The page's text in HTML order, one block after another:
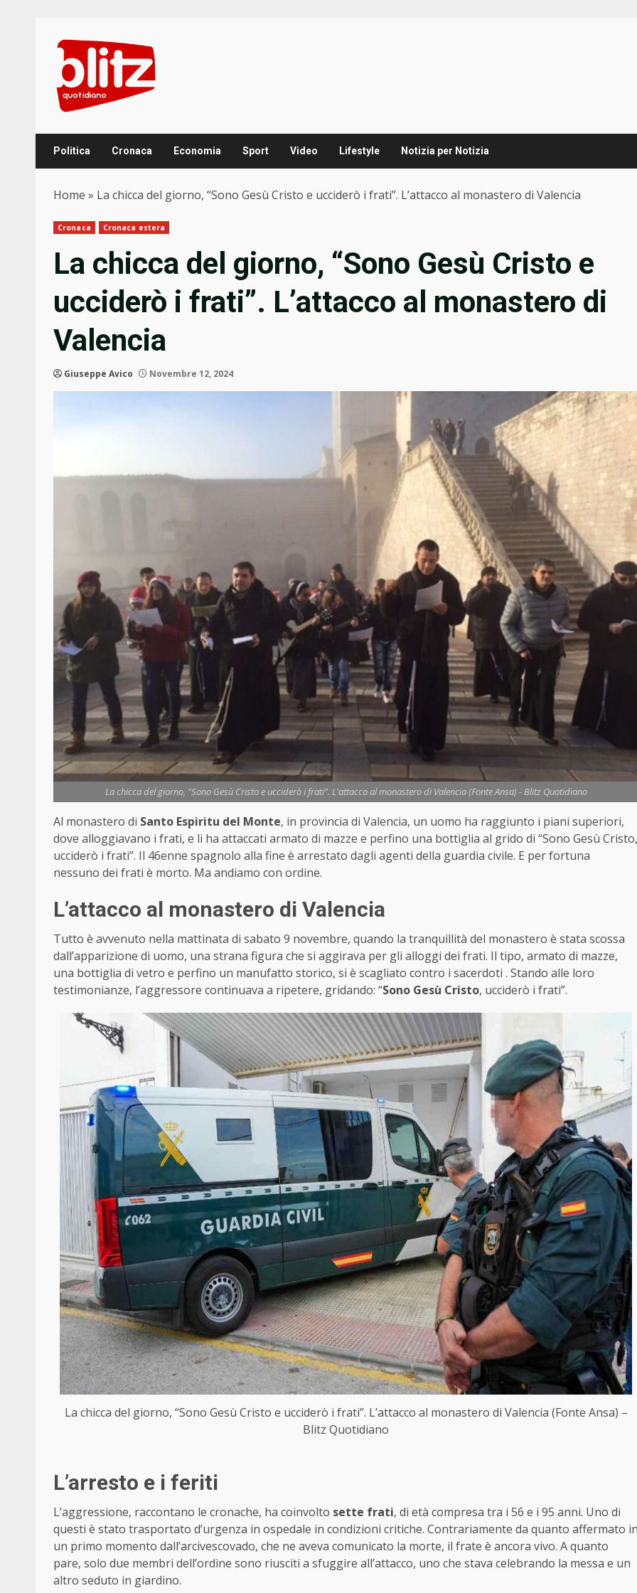
content
Politica Cronaca Economia Sport Video Lifestyle Notizia per Notizia
Home » La chicca del giorno, “Sono Gesù Cristo e ucciderò i frati”. L’attacco al monastero di Valencia
Cronaca Cronaca estera
La chicca del giorno, “Sono Gesù Cristo e
ucciderò i frati”. L’attacco al monastero di
Valencia
Giuseppe Avico Novembre 12, 2024
La chicca del giorno, "Sono Gesù Cristo e ucciderò i frati". L'attacco al monastero di Valencia (Fonte Ansa) - Blitz Quotidiano
Al monastero di Santo Espiritu del Monte, in provincia di Valencia, un uomo ha raggiunto i piani superiori,
dove alloggiavano i frati, e li ha attaccati armato di mazze e perfino una bottiglia al grido di “Sono Gesù Cristo,
ucciderò i frati”. Il 46enne spagnolo alla fine è arrestato dagli agenti della guardia civile. E per fortuna
nessuno dei frati è morto. Ma andiamo con ordine.
L’attacco al monastero di Valencia
Tutto è avvenuto nella mattinata di sabato 9 novembre, quando la tranquillità del monastero è stata scossa
dall’apparizione di uomo, una strana figura che si aggirava per gli alloggi dei frati. Il tipo, armato di mazze,
una bottiglia di vetro e perfino un manufatto storico, si è scagliato contro i sacerdoti . Stando alle loro
testimonianze, l’aggressore continuava a ripetere, gridando: “Sono Gesù Cristo, ucciderò i frati”.
La chicca del giorno, “Sono Gesù Cristo e ucciderò i frati”. L’attacco al monastero di Valencia (Fonte Ansa) –
Blitz Quotidiano
L’arresto e i feriti
L’aggressione, raccontano le cronache, ha coinvolto sette frati, di età compresa tra i 56 e i 95 anni. Uno di
questi è stato trasportato d’urgenza in ospedale in condizioni critiche. Contrariamente da quanto affermato
un primo momento dall’arcivescovado, che ne aveva comunicato la morte, il frate è ancora vivo. A quanto
pare, solo due membri dell’ordine sono riusciti a sfuggire all’attacco, uno che stava celebrando la messa e un
altro seduto in giardino.